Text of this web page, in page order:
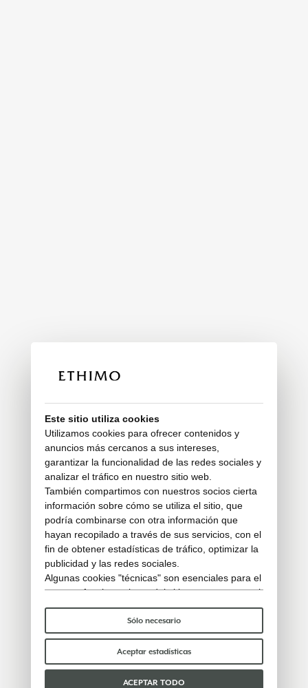
Este sitio utiliza cookies
Utilizamos cookies para ofrecer contenidos y
anuncios más cercanos a sus intereses,
garantizar la funcionalidad de las redes sociales y
analizar el tráfico en nuestro sitio web.
También compartimos con nuestros socios cierta
información sobre cómo se utiliza el sitio, que
podría combinarse con otra información que
hayan recopilado a través de sus servicios, con el
fin de obtener estadísticas de tráfico, optimizar la
publicidad y las redes sociales.
Algunas cookies "técnicas" son esenciales para el
correcto funcionamiento del sitio y no procesan ni
comparten ningún dato personal con terceros.
Para saber más puedes consultar nuestra
de cookies.
Por favor, elige qué cookies aceptar:
Sólo necesario
Aceptar estadísticas
ACEPTAR TODO